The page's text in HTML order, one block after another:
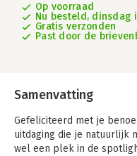
Op voorraad
Nu besteld, dinsdag
Gratis verzonden
Past door de
Samenvatting
Gefeliciteerd met je
uitdaging die je natuurlijk
wel een plek in de